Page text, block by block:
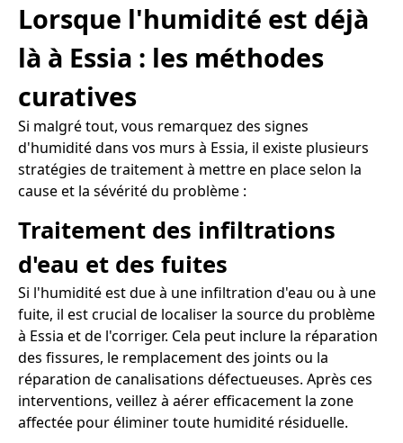
Lorsque l'humidité est déjà
là à Essia : les méthodes
curatives
Si malgré tout, vous remarquez des signes
d'humidité dans vos murs à Essia, il existe plusieurs
stratégies de traitement à mettre en place selon la
cause et la sévérité du problème :
Traitement des infiltrations
d'eau et des fuites
Si l'humidité est due à une infiltration d'eau ou à une
fuite, il est crucial de localiser la source du problème
à Essia et de l'corriger. Cela peut inclure la réparation
des fissures, le remplacement des joints ou la
réparation de canalisations défectueuses. Après ces
interventions, veillez à aérer efficacement la zone
affectée pour éliminer toute humidité résiduelle.